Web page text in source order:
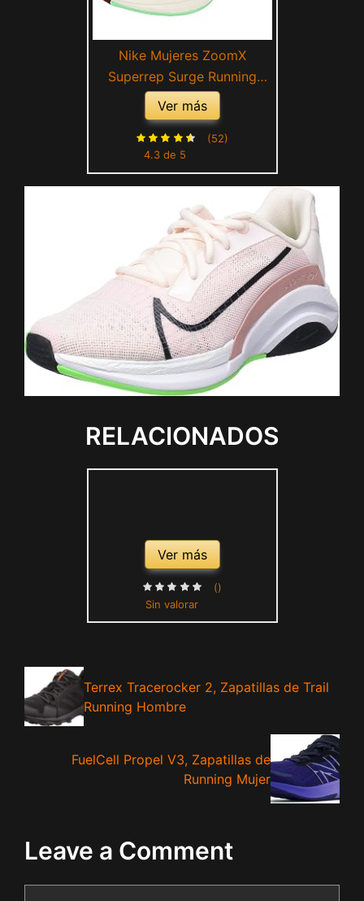
Nike Mujeres ZoomX
Superrep Surge Running
Trainers CK9406 Sneakers
Zapatos (UK 2.5 US 5 EU
35.5, White Bronze Eclipse
135)
Ver más
4.3 de 5
(52)
RELACIONADOS
Ver más
Sin valorar
()
Terrex Tracerocker 2, Zapatillas de Trail
Running Hombre
FuelCell Propel V3, Zapatillas de
Running Mujer
Leave a Comment